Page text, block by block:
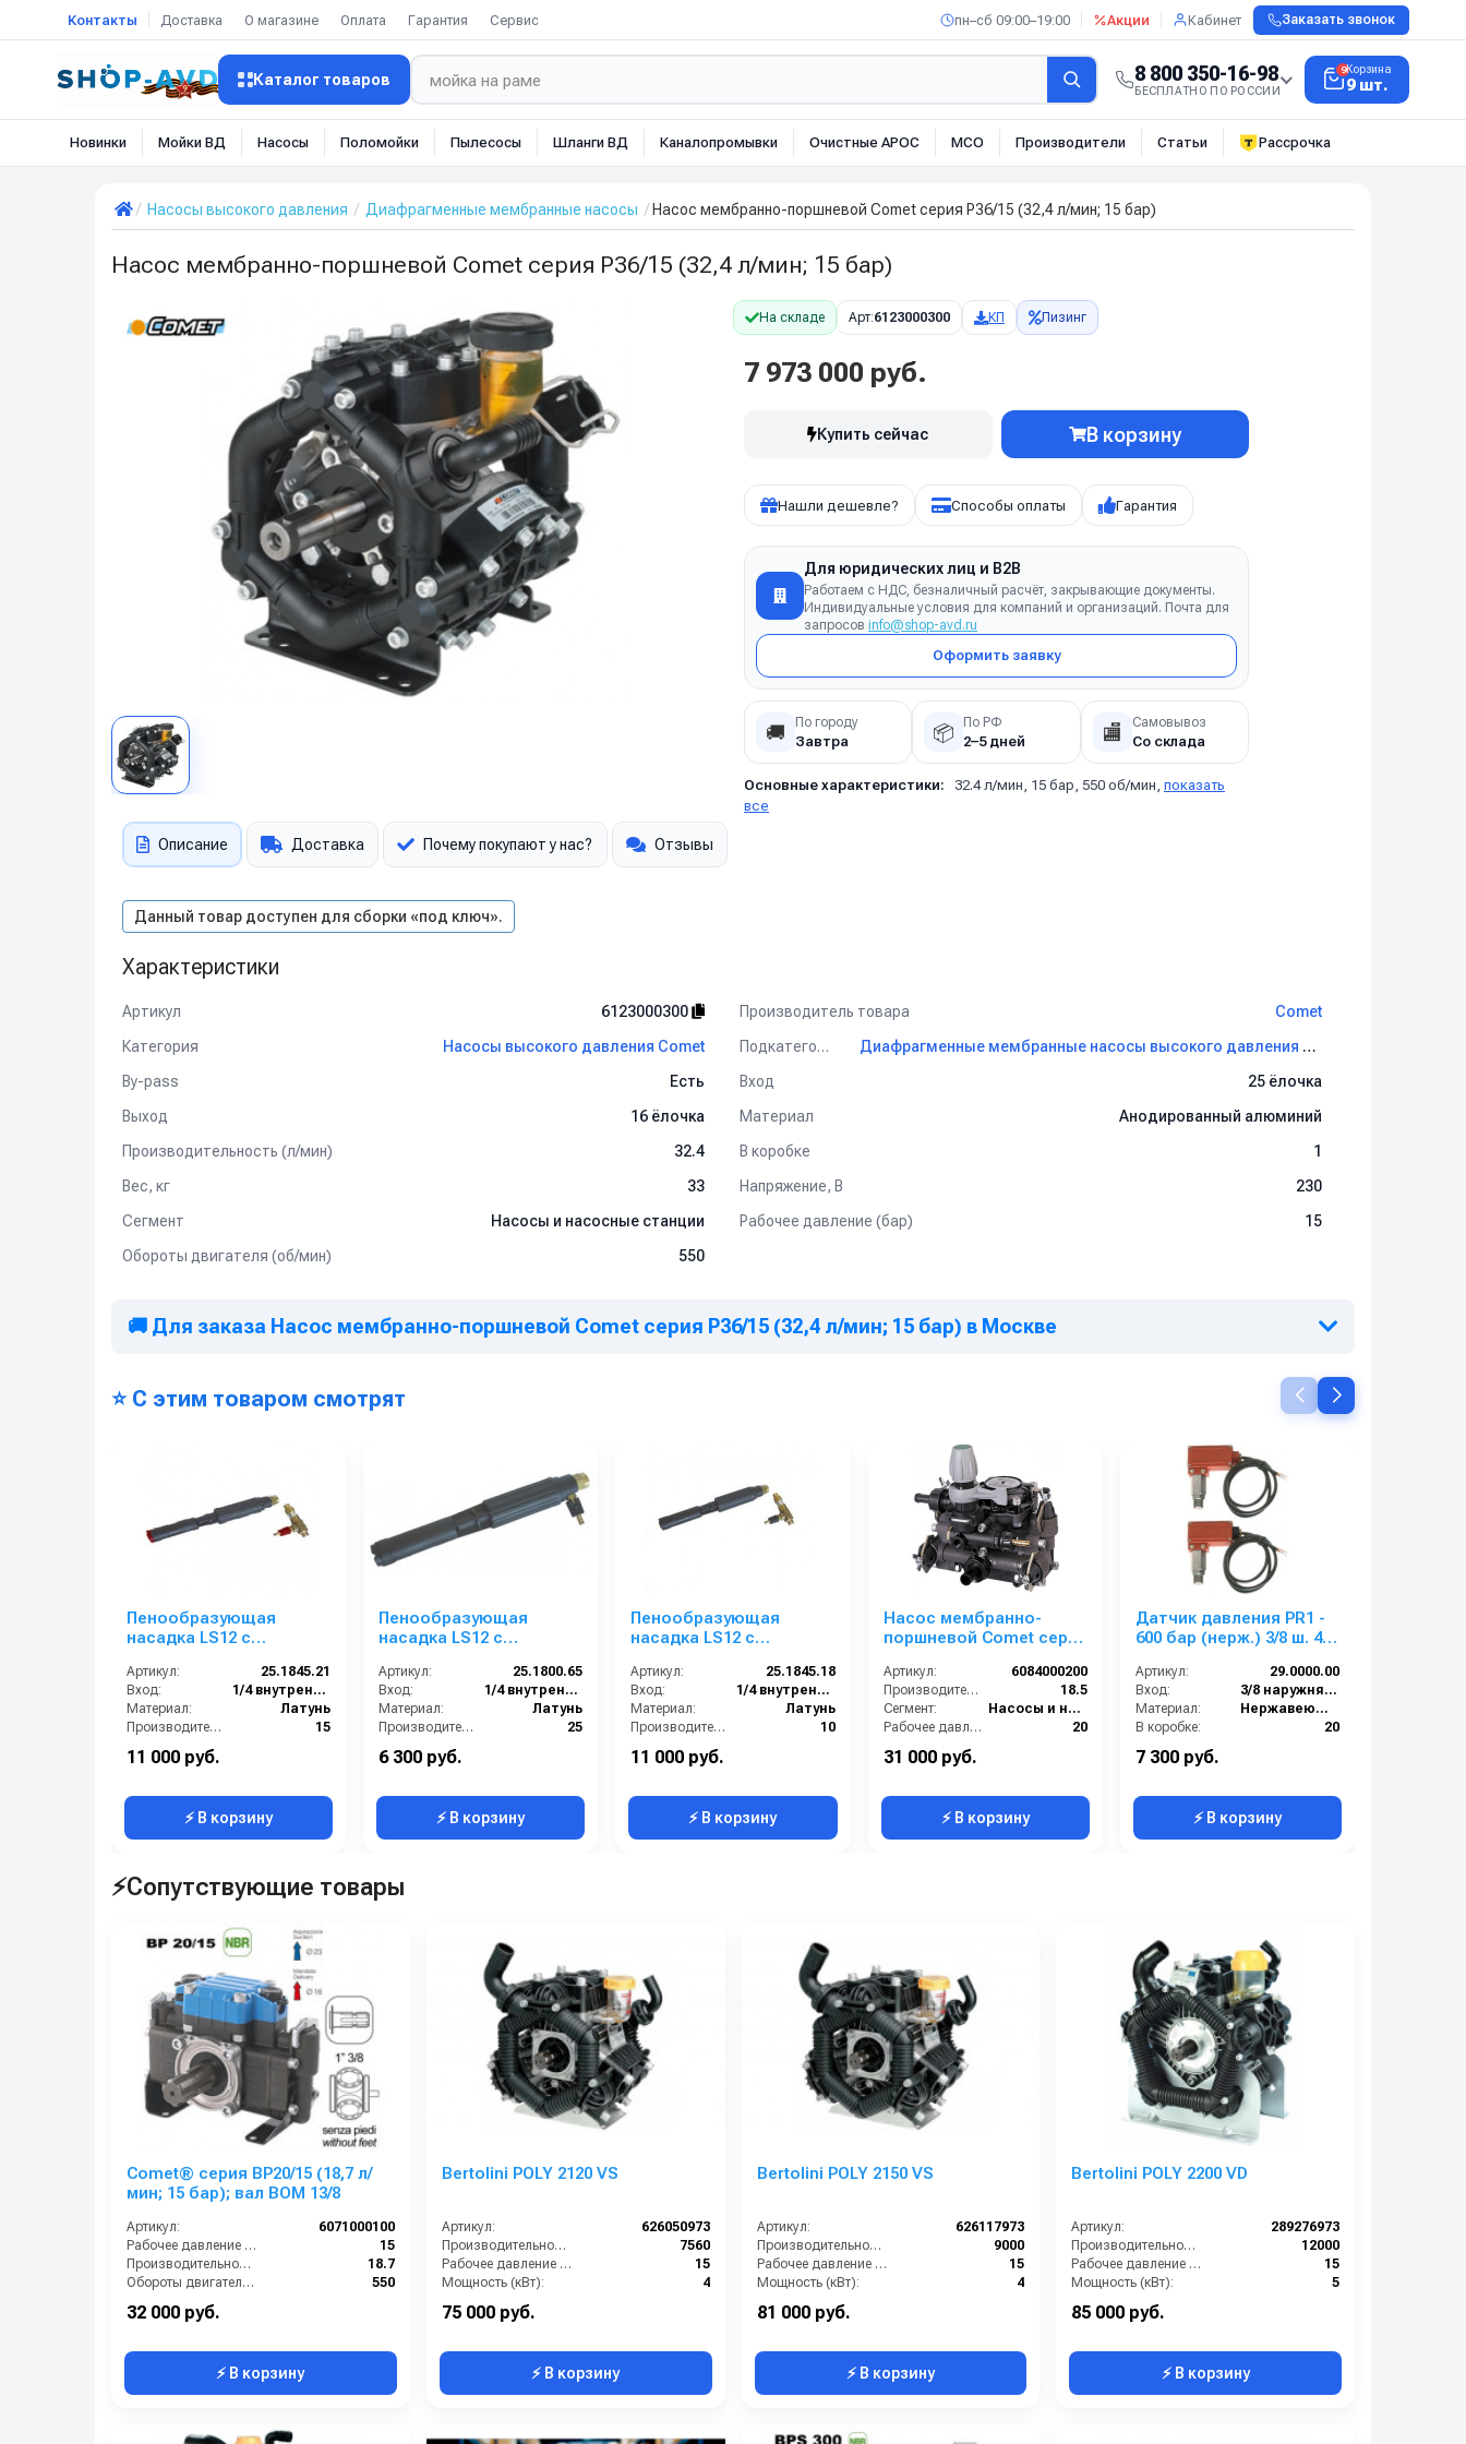
Контакты Доставка О магазине Оплата Гарантия Сервис пн–сб 09:00–19:00 Акции Кабинет Заказать звонок
Каталог товаров 8 800 350-16-98
БЕСПЛАТНО ПО РОССИИ
9Корзина
9 шт.
Новинки Мойки ВД Насосы Поломойки Пылесосы Шланги ВД Каналопромывки Очистные АРОС МСО Производители Статьи Рассрочка
Насосы высокого давления Диафрагменные мембранные насосы Насос мембранно-поршневой Comet серия P36/15 (32,4 л/мин; 15 бар)
Насос мембранно-поршневой Comet серия P36/15 (32,4 л/мин; 15 бар)
На складе Арт:6123000300 КП Лизинг
7 973 000 руб.
Купить сейчас В корзину
Нашли дешевле? Способы оплаты Гарантия
Для юридических лиц и B2B
Работаем с НДС, безналичный расчёт, закрывающие документы.
Индивидуальные условия для компаний и организаций. Почта для
запросов info@shop-avd.ru
Оформить заявку
🚚 По городу
Завтра 📦 По РФ
2–5 дней 🏬 Самовывоз
Со склада
Основные характеристики: 32.4 л/мин, 15 бар, 550 об/мин, показать
все
Описание Доставка Почему покупают у нас? Отзывы
Данный товар доступен для сборки «под ключ».
Характеристики
Артикул 6123000300 Производитель товара
Comet
Категория
Насосы высокого давления Comet Подкатегория
Диафрагменные мембранные насосы высокого давления Comet
By-pass
Есть Вход
25 ёлочка
Выход
16 ёлочка Материал
Анодированный алюминий
Производительность (л/мин)
32.4 В коробке
1
Вес, кг
33 Напряжение, В
230
Сегмент
Насосы и насосные станции Рабочее давление (бар)
15
Обороты двигателя (об/мин)
550
🚚 Для заказа Насос мембранно-поршневой Comet серия P36/15 (32,4 л/мин; 15 бар) в Москве
⭐ С этим товаром смотрят
Пенообразующая
насадка LS12 с
вход 1/4г - 3/8ш-ш.
(красный)
Артикул:
25.1845.21
Вход:
1/4 внутренняя резьба
Материал:
Латунь
Производительность (л/мин):
15
Вес, кг:
11 000 руб.
⚡ В корзину
Пенообразующая
насадка LS12 с
вход 1/4г - форсунка 1.5
мм
Артикул:
25.1800.65
Вход:
1/4 внутренняя резьба
Материал:
Латунь
Производительность (л/мин):
25
Вес, кг:
6 300 руб.
⚡ В корзину
Пенообразующая
насадка LS12 с
вход 1/4г - 3/8ш-ш.
(черный)
Артикул:
25.1845.18
Вход:
1/4 внутренняя резьба
Материал:
Латунь
Производительность (л/мин):
10
Вес, кг:
11 000 руб.
⚡ В корзину
Насос мембранно-
поршневой Comet серия
бар)
Артикул:
6084000200
Производительность (л/мин):
18.5
Сегмент:
Насосы и насосные станции
Рабочее давление (бар):
20
Обороты двигателя (об/мин):
31 000 руб.
⚡ В корзину
Датчик давления PR1 -
600 бар (нерж.) 3/8 ш. 45
Артикул:
29.0000.00
Вход:
3/8 наружняя резьба
Материал:
Нержавеющая сталь
В коробке:
20
Сегмент:
7 300 руб.
⚡ В корзину
⚡Сопутствующие товары
Comet® серия ВP20/15 (18,7 л/
мин; 15 бар); вал ВОМ 13/8
Артикул:
6071000100
Рабочее давление (бар):
15
Производительность (л/мин):
18.7
Обороты двигателя (об/мин):
550
32 000 руб.
⚡ В корзину
Bertolini POLY 2120 VS
Артикул:
626050973
Производительность (л/ч):
7560
Рабочее давление (бар):
15
Мощность (кВт):
4
75 000 руб.
⚡ В корзину
Bertolini POLY 2150 VS
Артикул:
626117973
Производительность (л/ч):
9000
Рабочее давление (бар):
15
Мощность (кВт):
4
81 000 руб.
⚡ В корзину
Bertolini POLY 2200 VD
Артикул:
289276973
Производительность (л/ч):
12000
Рабочее давление (бар):
15
Мощность (кВт):
5
85 000 руб.
⚡ В корзину